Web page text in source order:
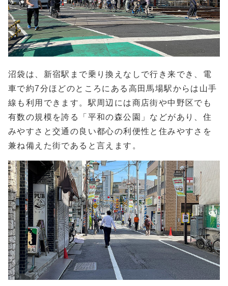
沼袋は、新宿駅まで乗り換えなしで行き来でき、電
車で約7分ほどのところにある高田馬場駅からは山手
線も利用できます。駅周辺には商店街や中野区でも
有数の規模を誇る「平和の森公園」などがあり、住
みやすさと交通の良い都心の利便性と住みやすさを
兼ね備えた街であると言えます。